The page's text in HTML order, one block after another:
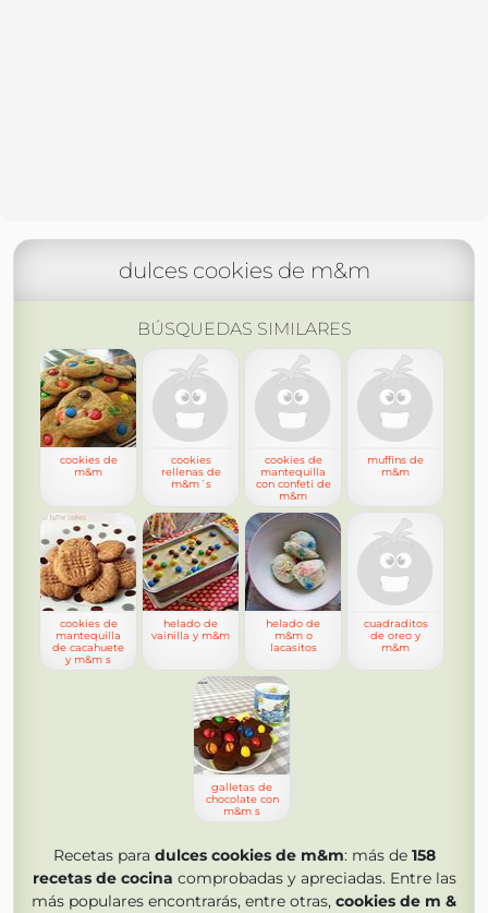
dulces cookies de m&m
BÚSQUEDAS SIMILARES
cookies de
m&m
cookies
rellenas de
m&m´s
cookies de
mantequilla
con confeti de
m&m
muffins de
m&m
cookies de
mantequilla
de cacahuete
y m&m s
helado de
vainilla y m&m
helado de
m&m o
lacasitos
cuadraditos
de oreo y
m&m
galletas de
chocolate con
m&m s
Recetas para dulces cookies de m&m: más de 158
recetas de cocina comprobadas y apreciadas. Entre las
más populares encontrarás, entre otras, cookies de m &